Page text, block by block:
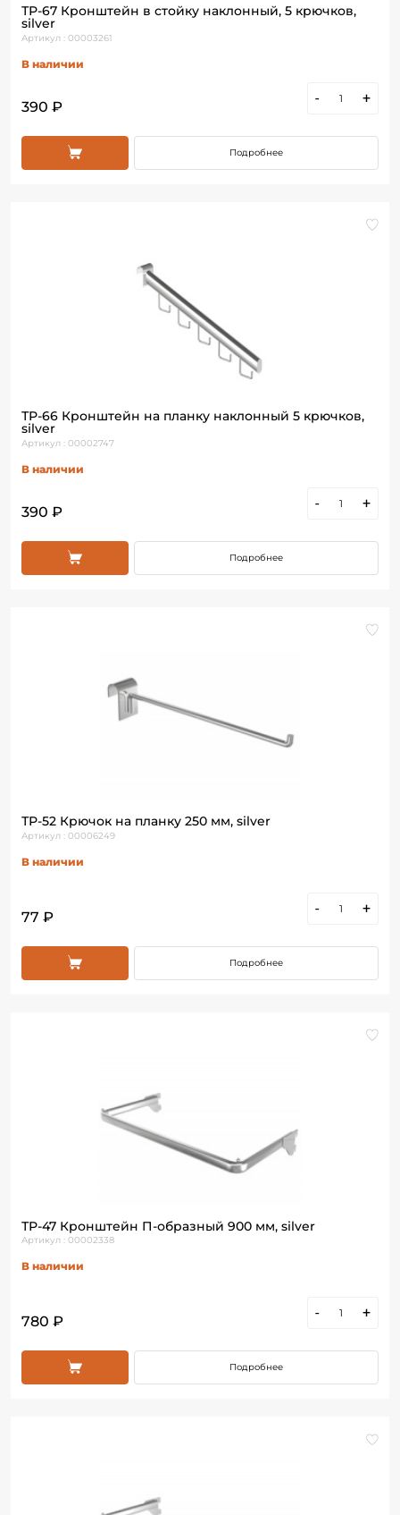
ТР-67 Кронштейн в стойку наклонный, 5 крючков,
silver
Артикул : 00003261
В наличии
390 ₽
- +
Подробнее
ТР-66 Кронштейн на планку наклонный 5 крючков,
silver
Артикул : 00002747
В наличии
390 ₽
- +
Подробнее
ТР-52 Крючок на планку 250 мм, silver
Артикул : 00006249
В наличии
77 ₽
- +
Подробнее
ТР-47 Кронштейн П-образный 900 мм, silver
Артикул : 00002338
В наличии
780 ₽
- +
Подробнее